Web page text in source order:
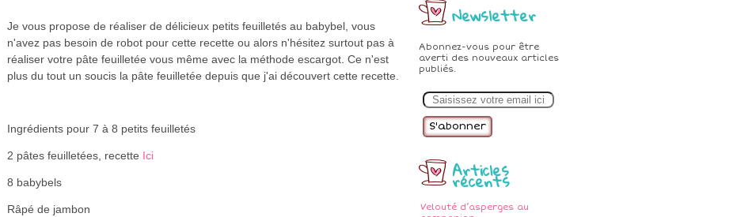
Newsletter
Abonnez-vous pour être
averti des nouveaux articles
publiés.
m
Articles
récents
Velouté d’asperges au
Je vous propose de réaliser de délicieux petits feuilletés au babybel, vous
n'avez pas besoin de robot pour cette recette ou alors n'hésitez surtout pas à
réaliser votre pâte feuilletée vous même avec la méthode escargot. Ce n'est
plus du tout un soucis la pâte feuilletée depuis que j'ai découvert cette recette.
Ingrédients pour 7 à 8 petits feuilletés
2 pâtes feuilletées, recette Ici
8 babybels
Râpé de jambon